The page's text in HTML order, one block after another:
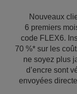
Nouveaux
6 premiers
code FLEX6.
70 %* sur les
ne soyez plus
d’encre sont
envoyées